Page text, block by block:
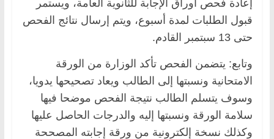
إعادة فحص أوراق الإجابة للثانوية العامة، ويستمر
قبول الطلبات لمدة أسبوع، ويتم إرسال نتائج الفحص
حتى 13 سبتمبر القادم.
وتابع: يتضمن الفحص تأكد الوزارة من الورقة
الامتحانية ونسبتها إلى الطالب ويعاد تصحيحها يدويا،
وسوف يتسلم الطالب نتيجة الفحص موضحا فيها
سلامة الورقة ونسبتها إليه والدرجات الحاصل عليها
وكذلك نسخة إلكترونية من ورقة إجابته المصححة